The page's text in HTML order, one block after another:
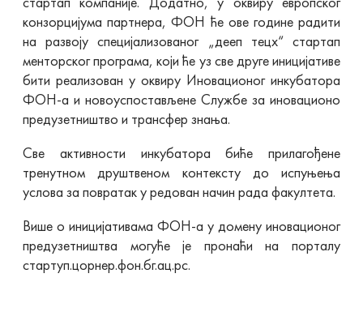
конзорцијума партнера, ФОН ће ове године радити
на развоју специјализованог „дееп тецх“ стартап
менторског програма, који ће уз све друге иницијативе
бити реализован у оквиру Иновационог инкубатора
ФОН-а и новоуспостављене Службе за иновационо
предузетништво и трансфер знања.
Све активности инкубатора биће прилагођене
тренутном друштвеном контексту до испуњења
услова за повратак у редован начин рада факултета.
Више о иницијативама ФОН-а у домену иновационог
предузетништва могуће је пронаћи на порталу
стартуп.цорнер.фон.бг.ац.рс.